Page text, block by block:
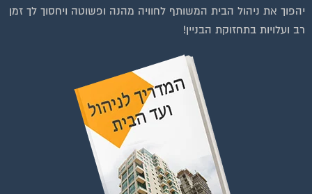
יהפוך את ניהול הבית המשותף לחוויה מהנה ופשוטה ויחסוך לך זמן
רב ועלויות בתחזוקת הבניין!
להצטרפות לחצו על התמונה או על הכפתור ושלחו בקשת הצטרפות בדף
הקבוצה
לחץ למעבר לקבוצה